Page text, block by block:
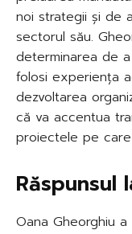
noi strategii și de
sectorul său.
determinarea de
folosi experiența
dezvoltarea
că va accentua
proiectele pe
Răspunsul
Oana Gheorghiu